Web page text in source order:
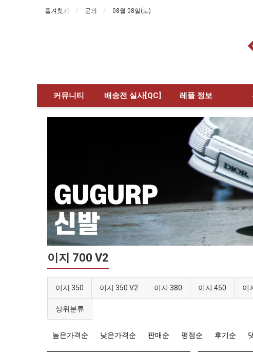
즐겨찾기 문의 08월 08일(토)
커뮤니티 배송전 실사[QC] 레플 정보
이지 700 V2
이지 350 이지 350 V2 이지 380 이지 450 이
상위분류
높은가격순 낮은가격순 판매순 평점순 후기순